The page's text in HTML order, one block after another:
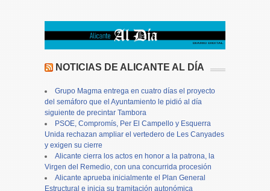
NOTICIAS DE ALICANTE AL DÍA
Grupo Magma entrega en cuatro días el proyecto
del semáforo que el Ayuntamiento le pidió al día
siguiente de precintar Tambora
PSOE, Compromís, Per El Campello y Esquerra
Unida rechazan ampliar el vertedero de Les Canyades
y exigen su cierre
Alicante cierra los actos en honor a la patrona, la
Virgen del Remedio, con una concurrida procesión
Alicante aprueba inicialmente el Plan General
Estructural e inicia su tramitación autonómica